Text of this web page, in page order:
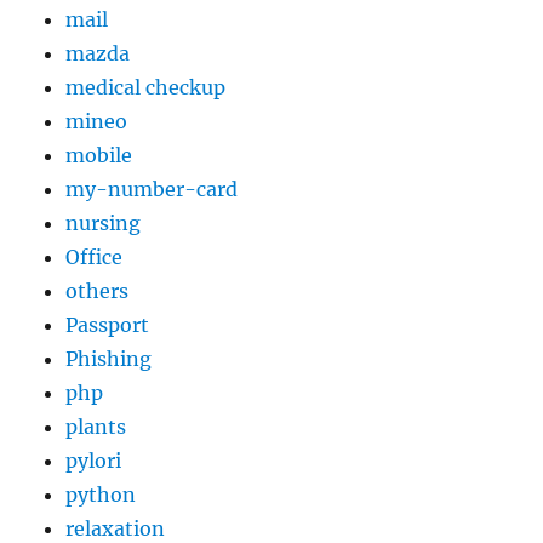
mail
mazda
medical checkup
mineo
mobile
my-number-card
nursing
Office
others
Passport
Phishing
php
plants
pylori
python
relaxation